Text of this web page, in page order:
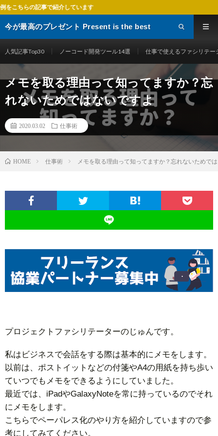
紹介しています
今が最高のプレゼント Present is the best
人気記事Top30 ノーコード開発ツール14選 仕事で使えるファシリテー
メモを取る理由って知ってますか？忘
れないためではないですよ
2020.03.02 仕事術
HOME 仕事術 メモを取る理由って知ってますか？忘れないためで
プロジェクトファシリテーターのじゅんです。
私はビジネスで会話をする際は基本的にメモをします。
以前は、ポストイットなどの付箋やA4の用紙を持ち歩い
ていつでもメモをできるようにしていました。
最近では、iPadやGalaxyNoteを常に持っているのでそれ
にメモをします。
こちらでペーパレス化のやり方を紹介していますので参
考にしてみてください。